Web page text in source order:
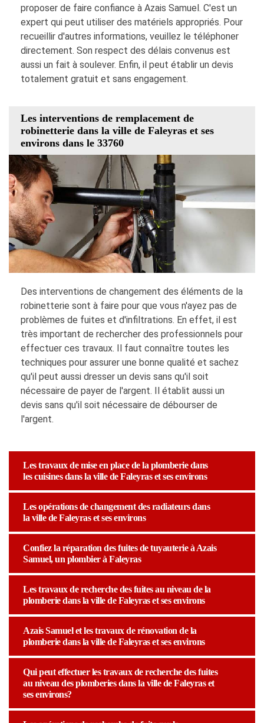
proposer de faire confiance à Azais Samuel. C'est un
expert qui peut utiliser des matériels appropriés. Pour
recueillir d'autres informations, veuillez le téléphoner
directement. Son respect des délais convenus est
aussi un fait à soulever. Enfin, il peut établir un devis
totalement gratuit et sans engagement.
Les interventions de remplacement de
robinetterie dans la ville de Faleyras et ses
environs dans le 33760
Des interventions de changement des éléments de la
robinetterie sont à faire pour que vous n'ayez pas de
problèmes de fuites et d'infiltrations. En effet, il est
très important de rechercher des professionnels pour
effectuer ces travaux. Il faut connaître toutes les
techniques pour assurer une bonne qualité et sachez
qu'il peut aussi dresser un devis sans qu'il soit
nécessaire de payer de l'argent. Il établit aussi un
devis sans qu'il soit nécessaire de débourser de
l'argent.
Les travaux de mise en place de la plomberie dans
les cuisines dans la ville de Faleyras et ses environs
Les opérations de changement des radiateurs dans
la ville de Faleyras et ses environs
Confiez la réparation des fuites de tuyauterie à Azais
Samuel, un plombier à Faleyras
Les travaux de recherche des fuites au niveau de la
plomberie dans la ville de Faleyras et ses environs
Azais Samuel et les travaux de rénovation de la
plomberie dans la ville de Faleyras et ses environs
Qui peut effectuer les travaux de recherche des fuites
au niveau des plomberies dans la ville de Faleyras et
ses environs?